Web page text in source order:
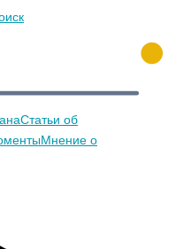
Статьи об
Мнение о